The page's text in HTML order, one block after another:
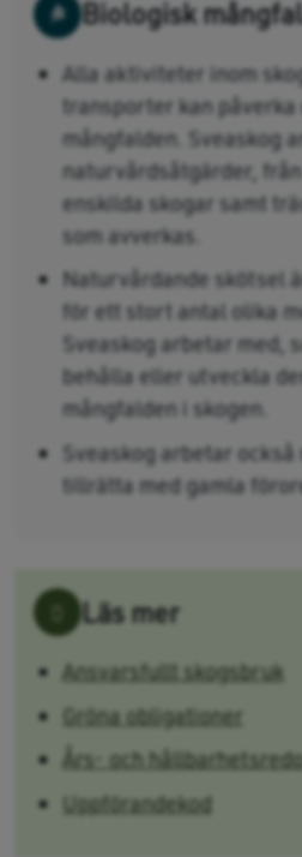
Biologisk
Alla aktiviteter inom
transporter kan
mångfalden. Sveaskog
naturvårdsåtgärder,
enskilda skogar samt
som avverkas.
Naturvårdande skötsel
för ett stort antal olika
Sveaskog arbetar med,
behålla eller utveckla
mångfalden i skogen.
Sveaskog arbetar
tillrätta med gamla
Läs mer
Ansvarsfullt skogsbruk
Gröna obligationer
Års- och
Uppförandekod